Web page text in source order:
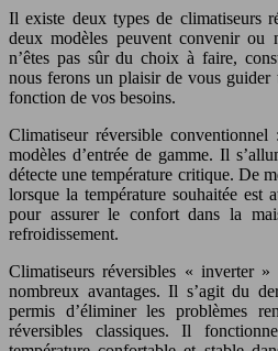
Il existe deux types de climatiseurs
deux modèles peuvent convenir
n’êtes pas sûr du choix à faire,
nous ferons un plaisir de vous guider
fonction de vos besoins.
Climatiseur réversible
modèles d’entrée de gamme. Il
détecte une température critique. De
lorsque la température souhaitée est
pour assurer le confort dans la
refroidissement.
Climatiseurs réversibles « inverter
nombreux avantages. Il s’agit du
permis d’éliminer les problèmes
réversibles classiques. Il